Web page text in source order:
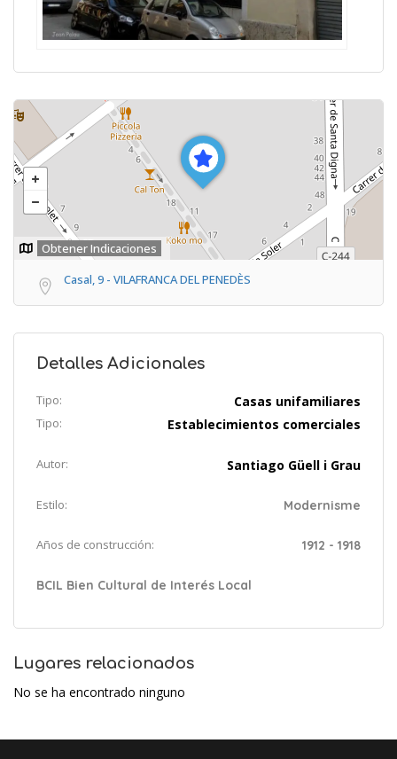
Obtener Indicaciones
Casal, 9 - VILAFRANCA DEL PENEDÈS
Detalles Adicionales
Tipo: Casas unifamiliares
Tipo: Establecimientos comerciales
Autor: Santiago Güell i Grau
Estilo: Modernisme
Años de construcción: 1912 - 1918
BCIL Bien Cultural de Interés Local
Lugares relacionados
No se ha encontrado ninguno